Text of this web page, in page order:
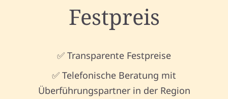
Festpreis
✅ Transparente Festpreise
✅ Telefonische Beratung mit
Überführungspartner in der Region